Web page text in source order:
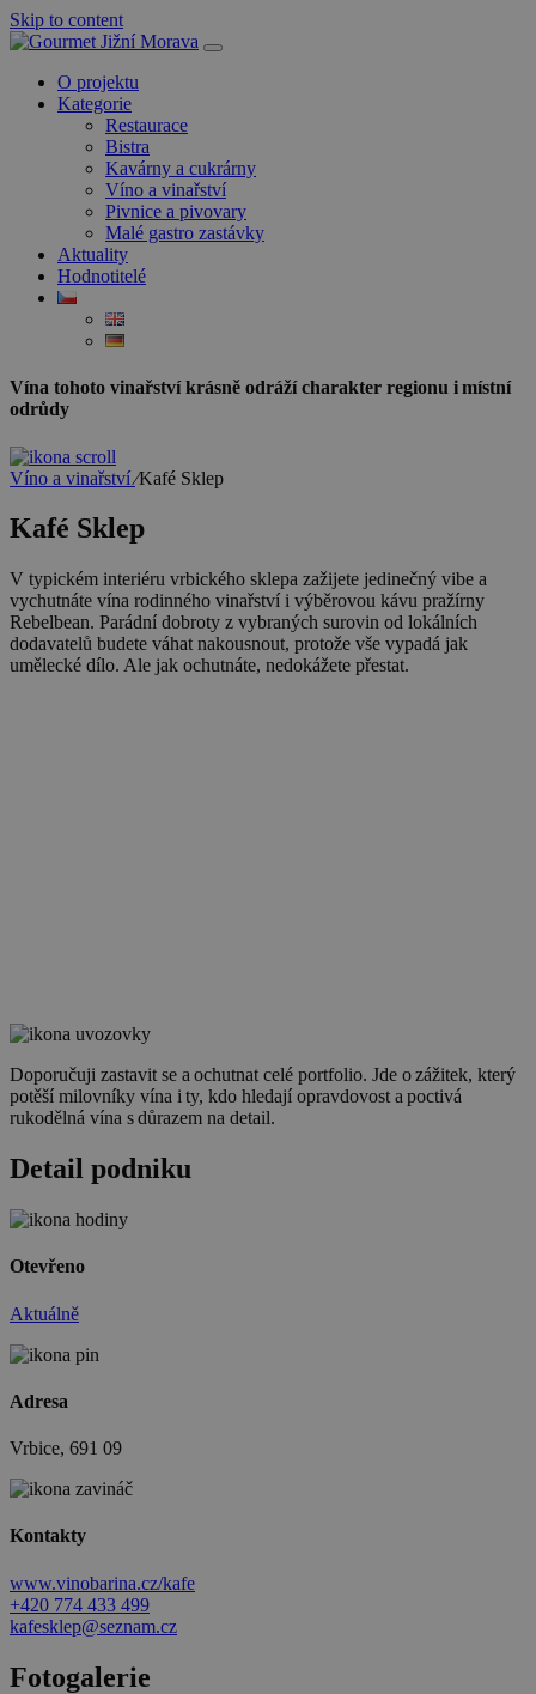
Skip to content
O projektu
Kategorie
Restaurace
Bistra
Kavárny a cukrárny
Víno a vinařství
Pivnice a pivovary
Malé gastro zastávky
Aktuality
Hodnotitelé
Vína tohoto vinařství krásně odráží charakter regionu i místní
odrůdy
Víno a vinařství⁄Kafé Sklep
Kafé Sklep
V typickém interiéru vrbického sklepa zažijete jedinečný vibe a
vychutnáte vína rodinného vinařství i výběrovou kávu pražírny
Rebelbean. Parádní dobroty z vybraných surovin od lokálních
dodavatelů budete váhat nakousnout, protože vše vypadá jak
umělecké dílo. Ale jak ochutnáte, nedokážete přestat.
Doporučuji zastavit se a ochutnat celé portfolio. Jde o zážitek, který
potěší milovníky vína i ty, kdo hledají opravdovost a poctivá
rukodělná vína s důrazem na detail.
Detail podniku
Otevřeno
Aktuálně
Adresa
Vrbice, 691 09
Kontakty
www.vinobarina.cz/kafe
+420 774 433 499
kafesklep@seznam.cz
Fotogalerie